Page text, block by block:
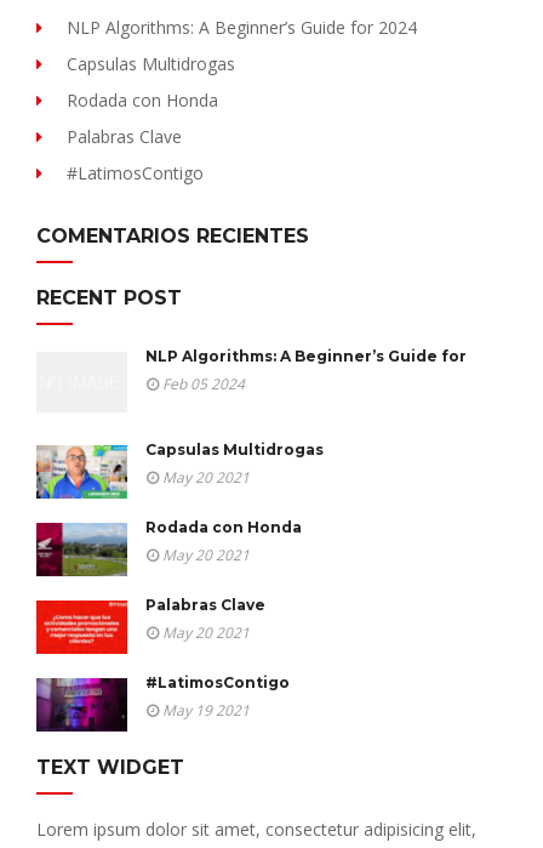
NLP Algorithms: A Beginner’s Guide for 2024
Capsulas Multidrogas
Rodada con Honda
Palabras Clave
#LatimosContigo
COMENTARIOS RECIENTES
RECENT POST
NLP Algorithms: A Beginner’s Guide for
Feb 05 2024
Capsulas Multidrogas
May 20 2021
Rodada con Honda
May 20 2021
Palabras Clave
May 20 2021
#LatimosContigo
May 19 2021
TEXT WIDGET
Lorem ipsum dolor sit amet, consectetur adipisicing elit,